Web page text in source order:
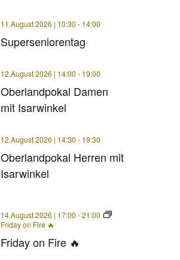
Superseniorentag
11.August 2026 | 10:30 - 14:00
Oberlandpokal Damen
mit Isarwinkel
12.August 2026 | 14:00 - 19:00
Oberlandpokal Herren mit
Isarwinkel
12.August 2026 | 14:30 - 19:30
Friday on Fire 🔥
14.August 2026 | 17:00 -21:00
Friday on Fire 🔥